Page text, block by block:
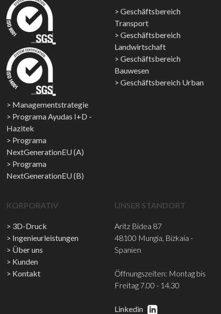
Managementstrategie
Programa Ayudas I+D -
Hazitek
Programa
NextGenerationEU (A)
Programa
NextGenerationEU (B)
Geschäftsbereich
Transport
Geschäftsbereich
Landwirtschaft
Geschäftsbereich
Bauwesen
Geschäftsbereich Urban
KORPORATIV
3D-Druck
Ingenieurleistungen
Über uns
Kunden
Kontakt
UNSER STANDORT
Aritz Bidea 87
48100 Mungia, Bizkaia -
Spanien
Öffnungszeiten: Montag bis
Freitag 7.00 - 14.30
Linkedin